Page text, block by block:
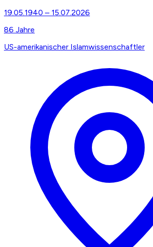
19.05.1940 – 15.07.2026
86 Jahre
US-amerikanischer Islamwissenschaftler